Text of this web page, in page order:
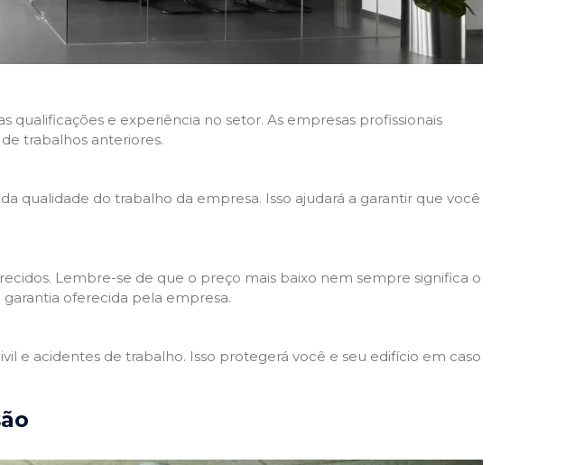
e experiência no setor. As empresas profissionais
trabalhos anteriores.
qualidade do trabalho da empresa. Isso ajudará a garantir que você
Lembre-se de que o preço mais baixo nem sempre significa o
oferecida pela empresa.
e acidentes de trabalho. Isso protegerá você e seu edifício em caso